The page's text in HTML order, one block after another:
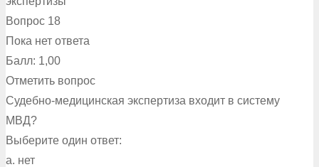
Вопрос 18
Пока нет ответа
Балл: 1,00
Отметить вопрос
Судебно-медицинская экспертиза входит в систему
МВД?
Выберите один ответ:
a. нет